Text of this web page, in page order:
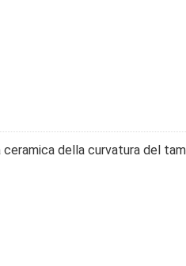
della curvatura del